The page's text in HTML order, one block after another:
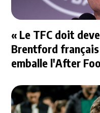
« Le TFC doit
Brentford
emballe l'After